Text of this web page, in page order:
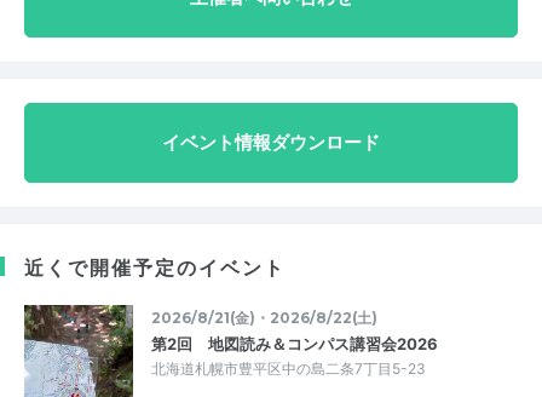
イベント情報ダウンロード
近くで開催予定のイベント
2026/8/21(金)・2026/8/22(土)
第2回 地図読み＆コンパス講習会2026
北海道札幌市豊平区中の島二条7丁目5-23